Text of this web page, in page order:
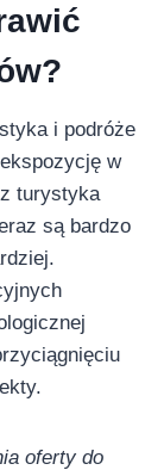
i podróże
w
turystyka
są bardzo
oferty do